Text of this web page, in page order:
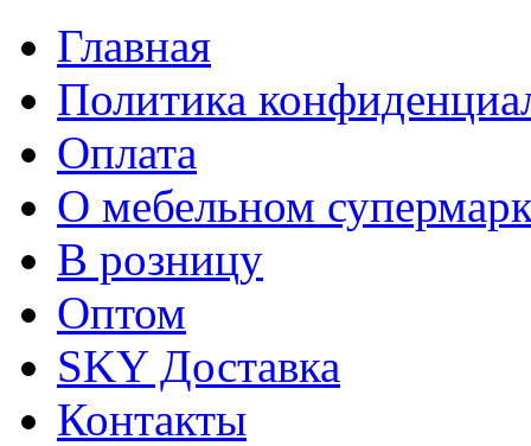
Главная
Политика
Оплата
О мебельном
В розницу
Оптом
SKY Доставка
Контакты